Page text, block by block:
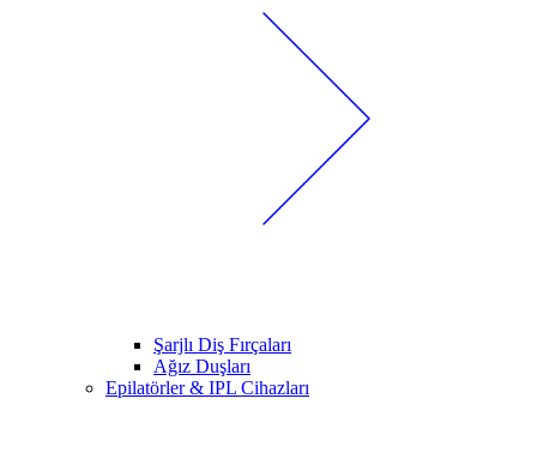
Şarjlı Diş Fırçaları
Ağız Duşları
Epilatörler & IPL Cihazları